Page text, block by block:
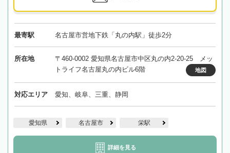
最寄駅 名古屋市営地下鉄「丸の内駅」徒歩2分
所在地
〒460-0002 愛知県名古屋市中区丸の内2-20-25 メッ
トライフ名古屋丸の内ビル6階
地図
対応エリア 愛知、岐阜、三重、静岡
愛知県 名古屋市 栄駅
詳細を見る